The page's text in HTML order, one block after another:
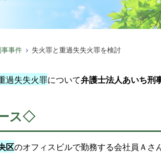
事件 失火罪と重過失失火罪を検討
過失失火罪について弁護士法人あいち刑
ス◇
区のオフィスビルで勤務する会社員Ａさ